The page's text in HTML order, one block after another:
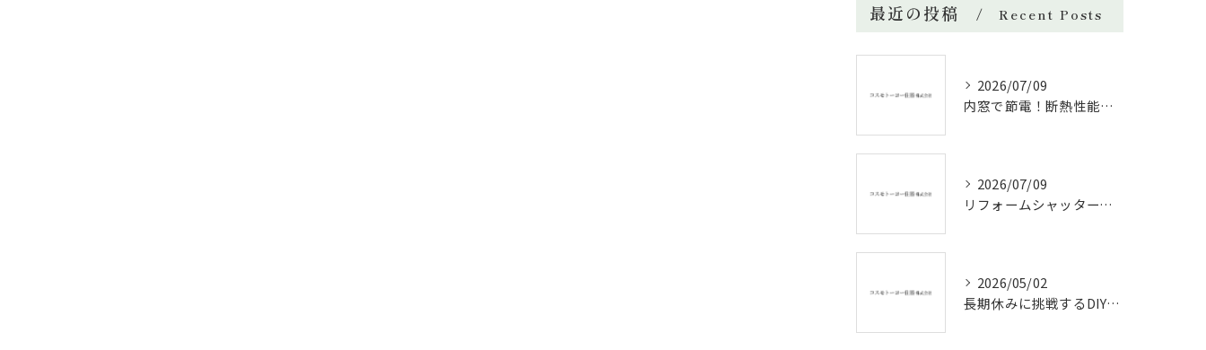
最近の投稿 Recent Posts
2026/07/09
内窓で節電！断熱性能と補助金活用法
2026/07/09
リフォームシャッターで叶える台風対策の効果的方法
2026/05/02
長期休みに挑戦するDIYリフォームの極意